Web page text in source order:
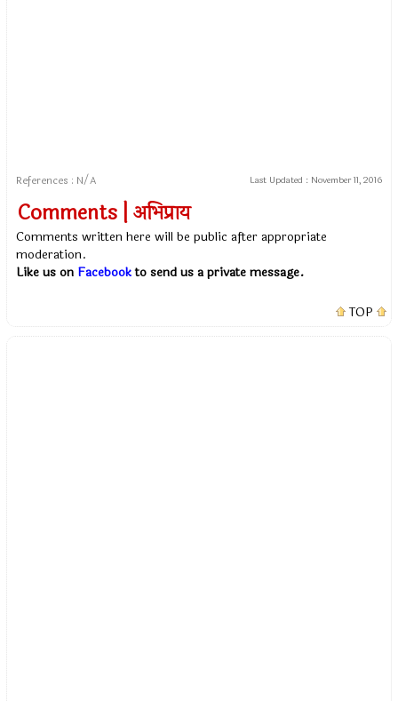
References : N/A Last Updated : November 11, 2016
Comments | अभिप्राय
Comments written here will be public after appropriate
moderation.
Like us on Facebookto send us a private message.
TOP